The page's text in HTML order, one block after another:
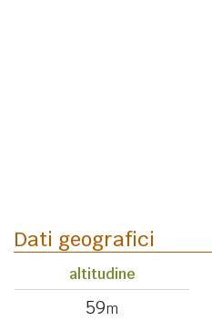
Dati geografici
altitudine
59m